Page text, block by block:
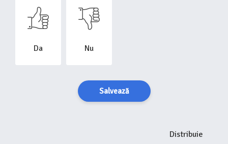
Da Nu
Salvează
Distribuie